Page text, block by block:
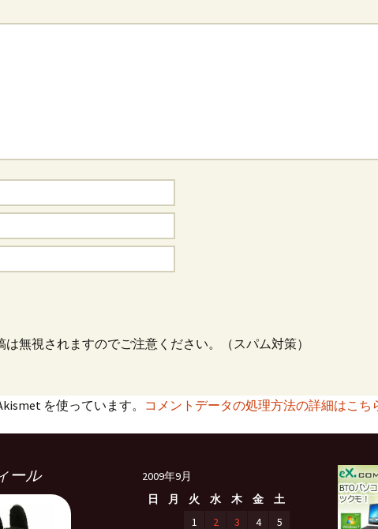
無視されますのでご注意ください。（スパム対策）
を使っています。 コメントデータの処理方法の詳細はこち
ール
2009年9月
日
月 火 水 木 金
土
1
2 3 4 5